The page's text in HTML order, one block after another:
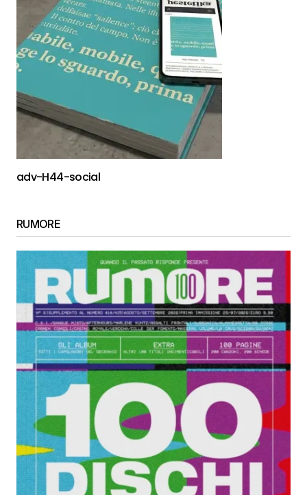
adv-H44-social
RUMORE